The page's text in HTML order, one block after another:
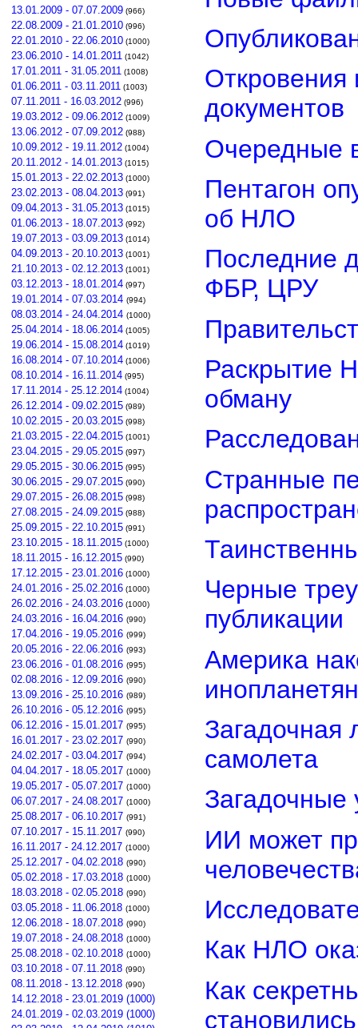
13.01.2009 - 07.07.2009 (966)
22.08.2009 - 21.01.2010 (996)
22.01.2010 - 22.06.2010 (1000)
23.06.2010 - 14.01.2011 (1042)
17.01.2011 - 31.05.2011 (1008)
01.06.2011 - 03.11.2011 (1003)
07.11.2011 - 16.03.2012 (996)
19.03.2012 - 09.06.2012 (1009)
13.06.2012 - 07.09.2012 (988)
10.09.2012 - 19.11.2012 (1004)
20.11.2012 - 14.01.2013 (1015)
15.01.2013 - 22.02.2013 (1000)
23.02.2013 - 08.04.2013 (991)
09.04.2013 - 31.05.2013 (1015)
01.06.2013 - 18.07.2013 (992)
19.07.2013 - 03.09.2013 (1014)
04.09.2013 - 20.10.2013 (1001)
21.10.2013 - 02.12.2013 (1001)
03.12.2013 - 18.01.2014 (997)
19.01.2014 - 07.03.2014 (994)
08.03.2014 - 24.04.2014 (1000)
25.04.2014 - 18.06.2014 (1005)
19.06.2014 - 15.08.2014 (1019)
16.08.2014 - 07.10.2014 (1006)
08.10.2014 - 16.11.2014 (995)
17.11.2014 - 25.12.2014 (1004)
26.12.2014 - 09.02.2015 (989)
10.02.2015 - 20.03.2015 (998)
21.03.2015 - 22.04.2015 (1001)
23.04.2015 - 29.05.2015 (997)
29.05.2015 - 30.06.2015 (995)
30.06.2015 - 29.07.2015 (990)
29.07.2015 - 26.08.2015 (998)
27.08.2015 - 24.09.2015 (988)
25.09.2015 - 22.10.2015 (991)
23.10.2015 - 18.11.2015 (1000)
18.11.2015 - 16.12.2015 (990)
17.12.2015 - 23.01.2016 (1000)
24.01.2016 - 25.02.2016 (1000)
26.02.2016 - 24.03.2016 (1000)
24.03.2016 - 16.04.2016 (990)
17.04.2016 - 19.05.2016 (999)
20.05.2016 - 22.06.2016 (993)
23.06.2016 - 01.08.2016 (995)
02.08.2016 - 12.09.2016 (990)
13.09.2016 - 25.10.2016 (989)
26.10.2016 - 05.12.2016 (995)
06.12.2016 - 15.01.2017 (995)
16.01.2017 - 23.02.2017 (990)
24.02.2017 - 03.04.2017 (994)
04.04.2017 - 18.05.2017 (1000)
19.05.2017 - 05.07.2017 (1000)
06.07.2017 - 24.08.2017 (1000)
25.08.2017 - 06.10.2017 (991)
07.10.2017 - 15.11.2017 (990)
16.11.2017 - 24.12.2017 (1000)
25.12.2017 - 04.02.2018 (990)
05.02.2018 - 17.03.2018 (1000)
18.03.2018 - 02.05.2018 (990)
03.05.2018 - 11.06.2018 (1000)
12.06.2018 - 18.07.2018 (990)
19.07.2018 - 24.08.2018 (1000)
25.08.2018 - 02.10.2018 (1000)
03.10.2018 - 07.11.2018 (990)
08.11.2018 - 13.12.2018 (990)
14.12.2018 - 23.01.2019 (1000)
24.01.2019 - 02.03.2019 (1000)
Откровения
документов
Очередные
Пентагон
об НЛО
Последние
ФБР, ЦРУ
Раскрытие
обману
Странные
Черные
публикации
Америка
инопланетян
Загадочная
самолета
Загадочные
ИИ может
Как НЛО
Как